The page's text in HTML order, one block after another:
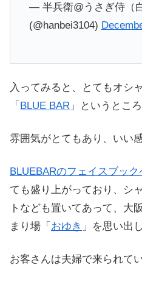
— 半兵衛@うさぎ侍（
(@hanbei3104)
入ってみると、とてもオシ
「 BLUE BAR 」というところ
雰囲気がとてもあり、いい
BLUEBARのフェイスブック
ても盛り上がっており、シ
トなども置いてあって、大
まり場「 おゆき 」を思い出
お客さんは夫婦で来られて